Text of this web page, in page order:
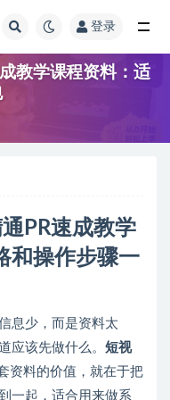
登录
教学课程资料：适
PR速成教学
和操作步骤一
息少，而是资料太
应该先做什么。 短视
资料的价值，就在于把
一起，适合用来做系